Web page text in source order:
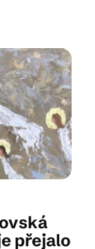
přejalo